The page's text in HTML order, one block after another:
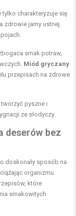
tylko charakteryzuje się
zdrowie jamy ustnej.
smak potraw,
Miód gryczany
przepisach na zdrowe
tworzyć pyszne i
ze słodyczy.
deserów bez
doskonały sposób na
organizmu
które
smakowitych